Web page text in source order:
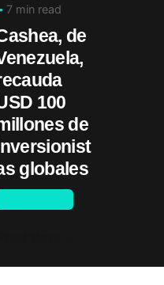
7 min read
de
100
de
globales